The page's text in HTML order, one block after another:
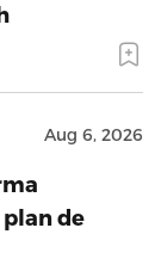
Aug 6, 2026
plan de